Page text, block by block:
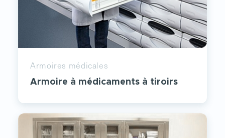
Armoires médicales
Armoire à médicaments à tiroirs